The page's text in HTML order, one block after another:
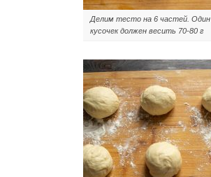
Делим тесто на 6 частей. Один
кусочек должен весить 70-80 г